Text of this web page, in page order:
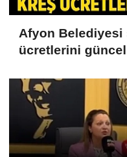
Afyon
ücretlerini